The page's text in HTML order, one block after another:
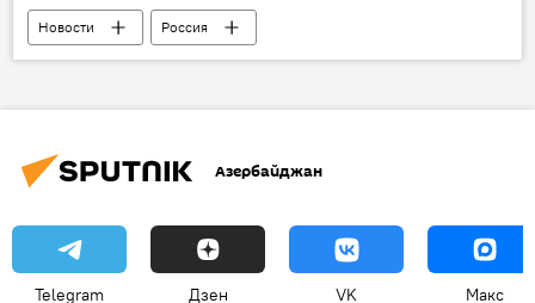
Новости
Россия
кандидат медицинских наук, иммунолог Николай Крючков
патогены
Общество Медицина
Азербайджан
Telegram Дзен VK Макс